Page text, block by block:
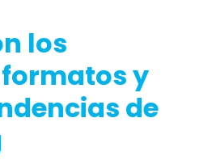
los
y
de